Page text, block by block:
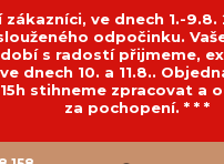
zákazníci, ve dnech 1.-
odpočinku.
s radostí přijmeme,
dnech 10. a 11.8..
stihneme zpracovat a
za pochopení. * * *